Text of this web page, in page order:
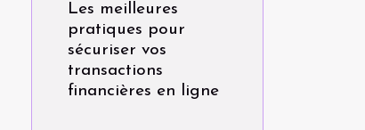
Les meilleures
pratiques pour
sécuriser vos
transactions
financières en ligne